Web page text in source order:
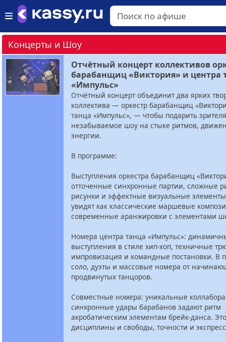
Концерты и Шоу
Отчётный концерт коллективов
барабанщиц «Виктория» и центра
«Импульс»
Отчётный концерт объединит два ярких
коллектива — оркестр барабанщиц
танца «Импульс», — чтобы подарить
незабываемое шоу на стыке ритмов,
энергии.
В программе:
Выступления оркестра барабанщиц
отточенные синхронные партии, сложные
рисунки и эффектные визуальные
увидят как классические маршевые
современные аранжировки с элементами
Номера центра танца «Импульс»:
выступления в стиле хип‑хоп, техничные
импровизация и командные постановки. В
соло, дуэты и массовые номера от
продвинутых танцоров.
Совместные номера: уникальные
синхронные удары барабанов задают ритм
акробатическим элементам брейк‑данса.
дисциплины и свободы, точности и